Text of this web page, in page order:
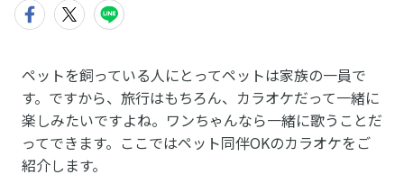
ペットを飼っている人にとってペットは家族の一員で
す。ですから、旅行はもちろん、カラオケだって一緒に
楽しみたいですよね。ワンちゃんなら一緒に歌うことだ
ってできます。ここではペット同伴OKのカラオケをご
紹介します。